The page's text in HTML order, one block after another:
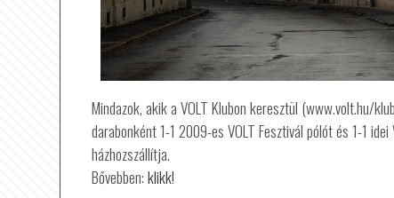
Mindazok, akik a VOLT Klubon keresztül (www.volt.hu/
darabonként 1-1 2009-es VOLT Fesztivál pólót és 1-1
házhozszállítja.
Bővebben:klikk!